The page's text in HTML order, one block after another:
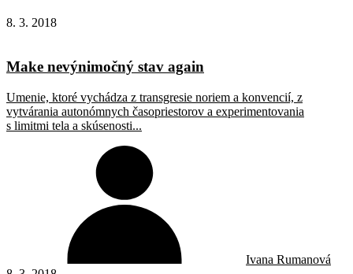
8. 3. 2018
Make nevýnimočný stav again
Umenie, ktoré vychádza z transgresie noriem a konvencií, z
vytvárania autonómnych časopriestorov a experimentovania
s limitmi tela a skúsenosti...
Ivana Rumanová